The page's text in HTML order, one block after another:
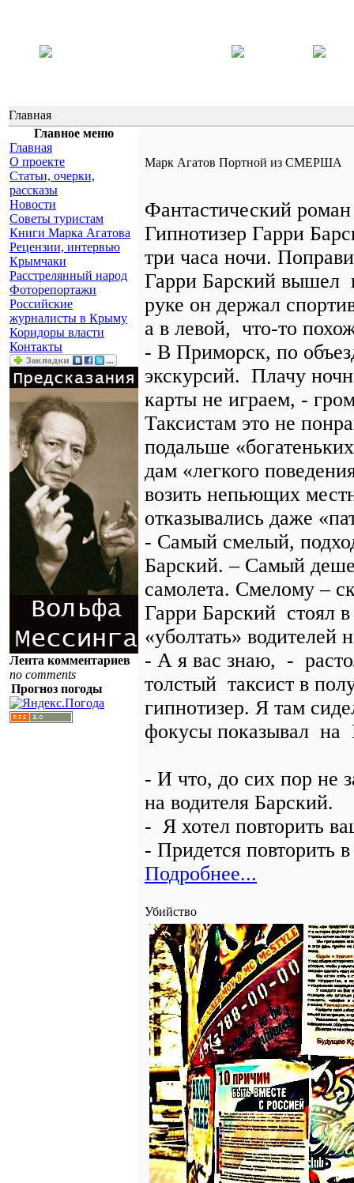
Главная
Главное меню
Главная
О проекте
Статьи, очерки,
рассказы
Новости
Советы туристам
Книги Марка Агатова
Рецензии, интервью
Крымчаки
Расстрелянный народ
Фоторепортажи
Российские
журналисты в Крыму
Коридоры власти
Контакты
Лента комментариев
no comments
Прогноз погоды
Марк Агатов Портной из СМЕРША
Фантастический роман
Гипнотизер Гарри
три часа ночи.
Гарри Барский вышел
руке он держал
а в левой, что-то
- В Приморск, по
экскурсий. Плачу
карты не играем, -
Таксистам это не
подальше
дам «легкого
возить непьющих
отказывались даже
- Самый смелый,
Барский. – Самый
самолета. Смелому –
Гарри Барский стоял
«уболтать» водителей
- А я вас знаю, -
толстый таксист в
гипнотизер. Я там
фокусы показывал на
- И что, до сих пор не
на водителя Барский.
- Я хотел повторить
- Придется
Подробнее...
Убийство